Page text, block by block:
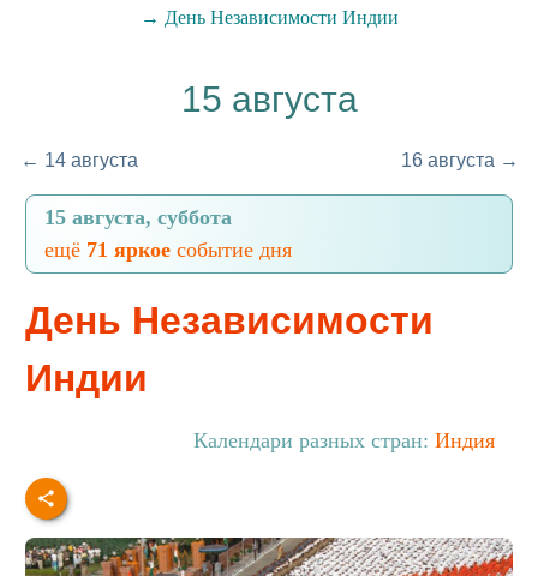
→ День Независимости Индии
15 августа
← 14 августа 16 августа →
15 августа, суббота
ещё 71 яркое событие дня
День Независимости
Индии
Календари разных стран: Индия